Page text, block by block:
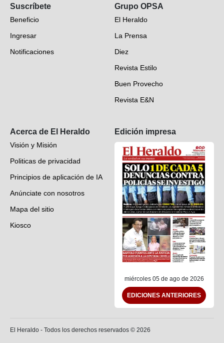
EH Verifica
Fotogalerías
Deportes
Videos
Suscríbete
Beneficio
Ingresar
Notificaciones
Grupo OPSA
El Heraldo
La Prensa
Diez
Revista Estilo
Buen Provecho
Revista E&N
Acerca de El Heraldo
Visión y Misión
Politicas de privacidad
Principios de aplicación de IA
Anúnciate con nosotros
Mapa del sitio
Kiosco
Edición impresa
miércoles 05 de ago de 2026
EDICIONES ANTERIORES
El Heraldo - Todos los derechos reservados © 2026